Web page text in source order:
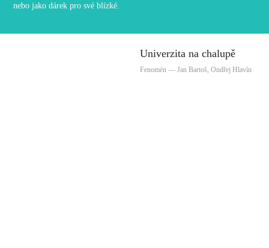
nebo jako dárek pro své blízké.
Univerzita na chalupě
Fenomén — Jan Bartoš, Ondřej Hlavín